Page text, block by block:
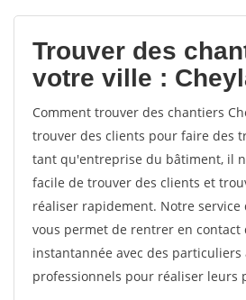
votes
Trouver des
votre ville :
Comment trouver des chantiers
trouver des clients pour faire des
tant qu'entreprise du bâtiment, il
facile de trouver des clients et
réaliser rapidement. Notre service
vous permet de rentrer en contact
instantannée avec des particuliers
professionnels pour réaliser leurs